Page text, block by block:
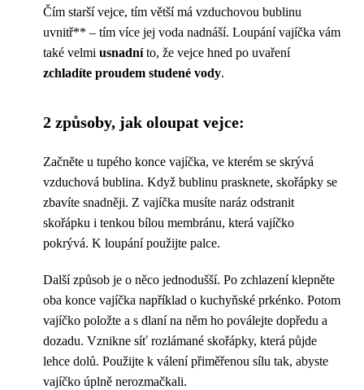
Čím starší vejce, tím větší má vzduchovou bublinu
uvnitř** – tím více jej voda nadnáší. Loupání vajíčka vám
také velmi usnadníto, že vejce hned po uvaření
zchladíte proudem studené vody.
2 způsoby, jak oloupat vejce:
Začněte u tupého konce vajíčka, ve kterém se skrývá
vzduchová bublina. Když bublinu prasknete, skořápky se
zbavíte snadněji. Z vajíčka musíte naráz odstranit
skořápku i tenkou bílou membránu, která vajíčko
pokrývá. K loupání použijte palce.
Další způsob je o něco jednodušší. Po zchlazení klepněte
oba konce vajíčka například o kuchyňské prkénko. Potom
vajíčko položte a s dlaní na něm ho poválejte dopředu a
dozadu. Vznikne síť rozlámané skořápky, která půjde
lehce dolů. Použijte k válení přiměřenou sílu tak, abyste
vajíčko úplně nerozmačkali.